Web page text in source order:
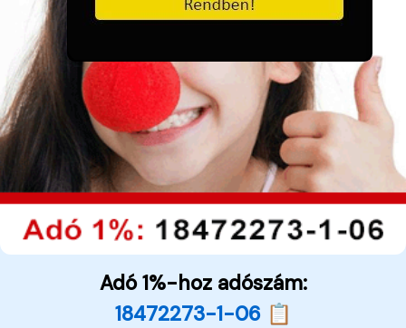
Adó 1%-hoz adószám:
18472273-1-06 📋